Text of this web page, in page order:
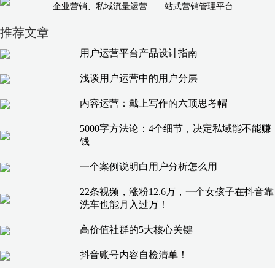
企业营销、私域流量运营——站式营销管理平台
推荐文章
用户运营平台产品设计指南
浅谈用户运营中的用户分层
内容运营：戴上写作的六顶思考帽
5000字方法论：4个细节，决定私域能不能赚
钱
一个案例说明白用户分析怎么用
22条视频，涨粉12.6万，一个女孩子在抖音靠
洗车也能月入过万！
高价值社群的5大核心关键
抖音账号内容自检清单！